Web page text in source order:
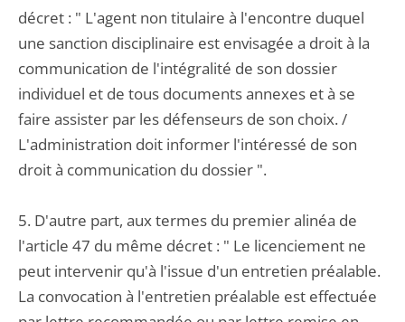
décret : " L'agent non titulaire à l'encontre duquel
une sanction disciplinaire est envisagée a droit à la
communication de l'intégralité de son dossier
individuel et de tous documents annexes et à se
faire assister par les défenseurs de son choix. /
L'administration doit informer l'intéressé de son
droit à communication du dossier ".
5. D'autre part, aux termes du premier alinéa de
l'article 47 du même décret : " Le licenciement ne
peut intervenir qu'à l'issue d'un entretien préalable.
La convocation à l'entretien préalable est effectuée